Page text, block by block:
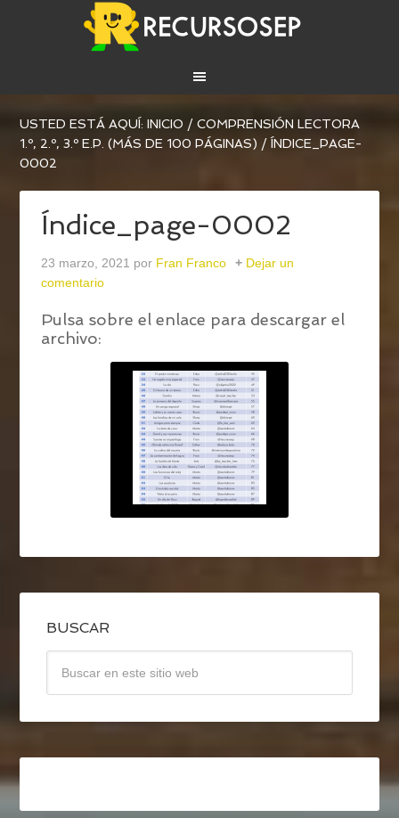
USTED ESTÁ AQUÍ:INICIO / COMPRENSIÓN LECTORA
1.º, 2.º, 3.º E.P. (MÁS DE 100 PÁGINAS) / ÍNDICE_PAGE-
0002
Índice_page-0002
23 marzo, 2021 por Fran Franco
Dejar un
comentario
Pulsa sobre el enlace para descargar el
archivo:
BUSCAR